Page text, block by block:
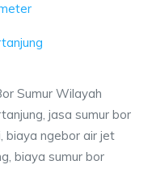
Sumur Wilayah
jasa sumur bor
biaya ngebor air jet
biaya sumur bor